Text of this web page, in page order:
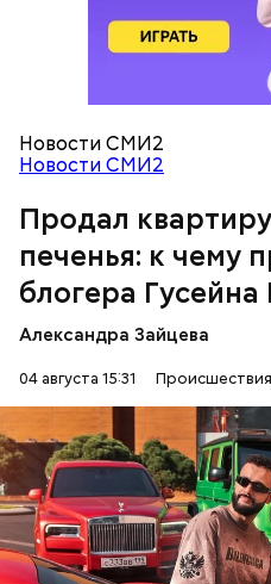
Новости СМИ2
Новости СМИ2
Продал
печенья: к чему
блогера Гусейна
Александра Зайцева
04 августа 15:31 Происшествия
В мае 2025 года МВД РФ
международный розыск
В его отношении
Фото: База розыска МВД РФ
Следователи считали,
год Гасанов уклонился
чем 170 миллионов
распределил между
собственными счетами.